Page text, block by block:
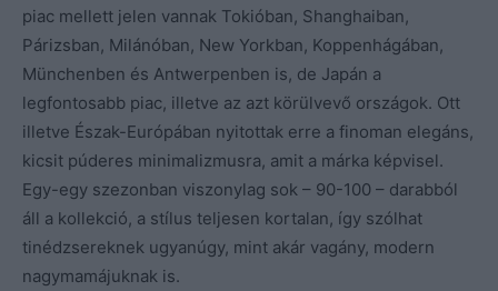
piac mellett jelen vannak Tokióban, Shanghaiban,
Párizsban, Milánóban, New Yorkban, Koppenhágában,
Münchenben és Antwerpenben is, de Japán a
legfontosabb piac, illetve az azt körülvevő országok. Ott
illetve Észak-Európában nyitottak erre a finoman elegáns,
kicsit púderes minimalizmusra, amit a márka képvisel.
Egy-egy szezonban viszonylag sok – 90-100 – darabból
áll a kollekció, a stílus teljesen kortalan, így szólhat
tinédzsereknek ugyanúgy, mint akár vagány, modern
nagymamájuknak is.